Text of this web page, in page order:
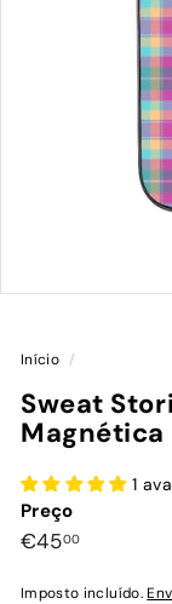
Início /
Sweat
Magnética
1
Preço
Preço
€4500€45,00
Imposto incluído.